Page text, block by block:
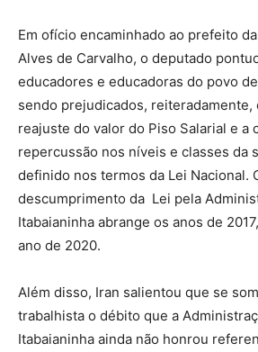
Em ofício encaminhado ao prefeito
Alves de Carvalho, o deputado
educadores e educadoras do povo
sendo prejudicados, reiteradamente,
reajuste do valor do Piso Salarial e a
repercussão nos níveis e classes da
definido nos termos da Lei Nacional.
descumprimento da Lei pela
Itabaianinha abrange os anos de
ano de 2020.
Além disso, Iran salientou que se
trabalhista o débito que a
Itabaianinha ainda não honrou